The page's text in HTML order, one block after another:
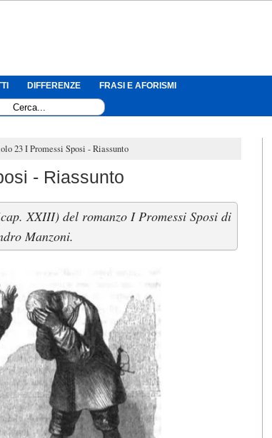
DIFFERENZE FRASI E AFORISMI
23 I Promessi Sposi - Riassunto
- Riassunto
XXIII) del romanzo I Promessi Sposi di
Manzoni.